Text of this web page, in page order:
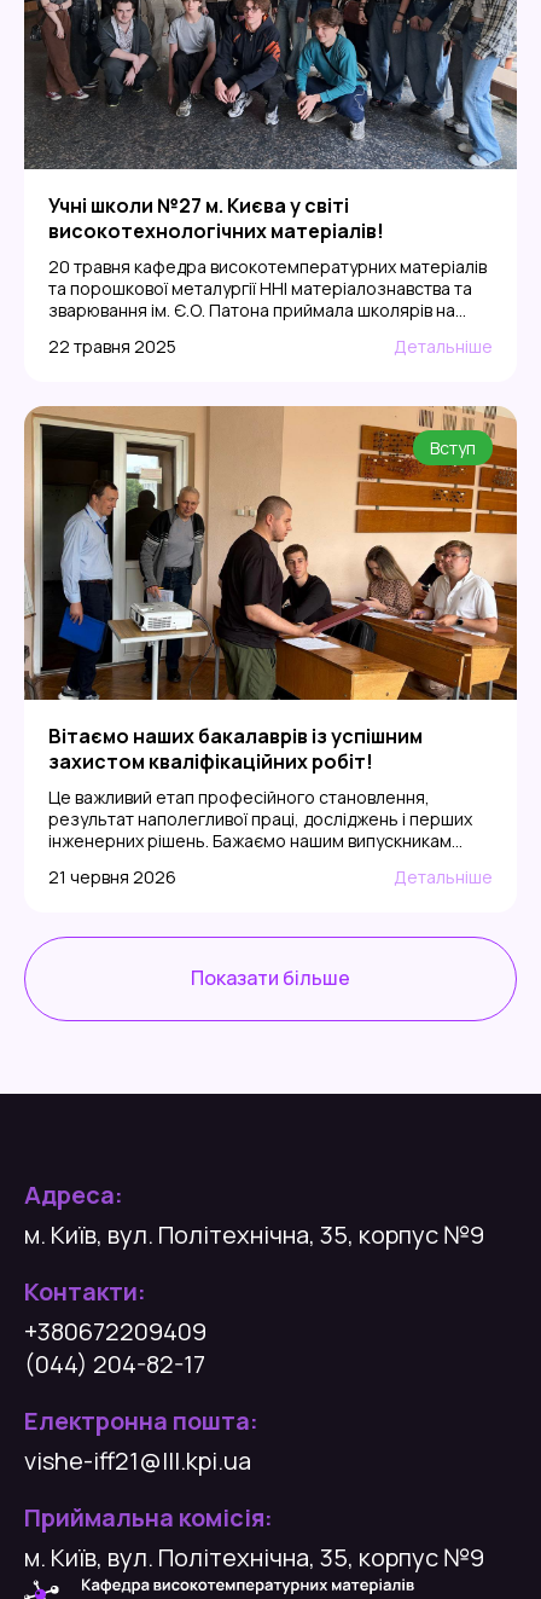
Учні школи №27 м. Києва у світі
високотехнологічних матеріалів!
20 травня кафедра високотемпературних матеріалів
та порошкової металургії ННІ матеріалознавства та
зварювання ім. Є.О. Патона приймала школярів на
Знайомство з лабораторіями сучасного обладнання
• Приклади застосування високотемпературних
матеріалів
• Презентація освітньої програми
«Інженерія порошкових та композиційних
матеріалів»(спеціальність 132 […]
22 травня 2025 Детальніше
Вступ
Вітаємо наших бакалаврів із успішним
захистом кваліфікаційних робіт!
Це важливий етап професійного становлення,
результат наполегливої праці, досліджень і перших
інженерних рішень. Бажаємо нашим випускникам
розвитку та реалізації найсміливіших ідей. Особливо
обговорення робіт відзначали рівень підготовки
випускників та запрошували їх до роботи за
спеціальністю. І, звісно, […]
21 червня 2026 Детальніше
Показати більше
Адреса:
м. Київ, вул. Політехнічна, 35, корпус №9
Контакти:
+380672209409
(044) 204-82-17
Електронна пошта:
vishe-iff21@lll.kpi.ua
Приймальна комісія:
м. Київ, вул. Політехнічна, 35, корпус №9